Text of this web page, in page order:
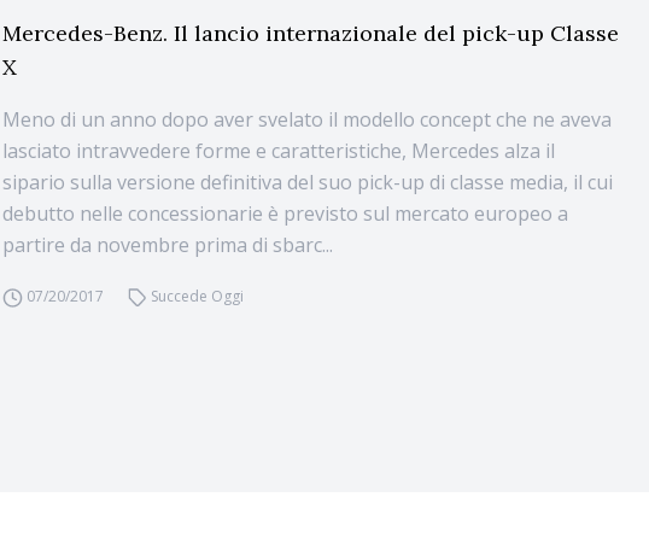
Mercedes-Benz. Il lancio internazionale del pick-up Classe
X
Meno di un anno dopo aver svelato il modello concept che ne aveva
lasciato intravvedere forme e caratteristiche, Mercedes alza il
sipario sulla versione definitiva del suo pick-up di classe media, il cui
debutto nelle concessionarie è previsto sul mercato europeo a
partire da novembre prima di sbarc...
07/20/2017 Succede Oggi